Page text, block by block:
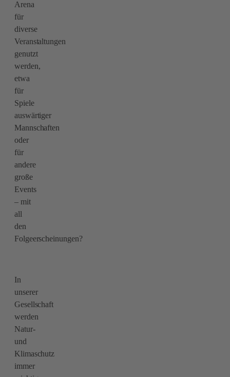
Arena
für
diverse
Veranstaltungen
genutzt
werden,
etwa
für
Spiele
auswärtiger
Mannschaften
oder
für
andere
große
Events
– mit
all
den
Folgeerscheinungen?
In
unserer
Gesellschaft
werden
Natur-
und
Klimaschutz
immer